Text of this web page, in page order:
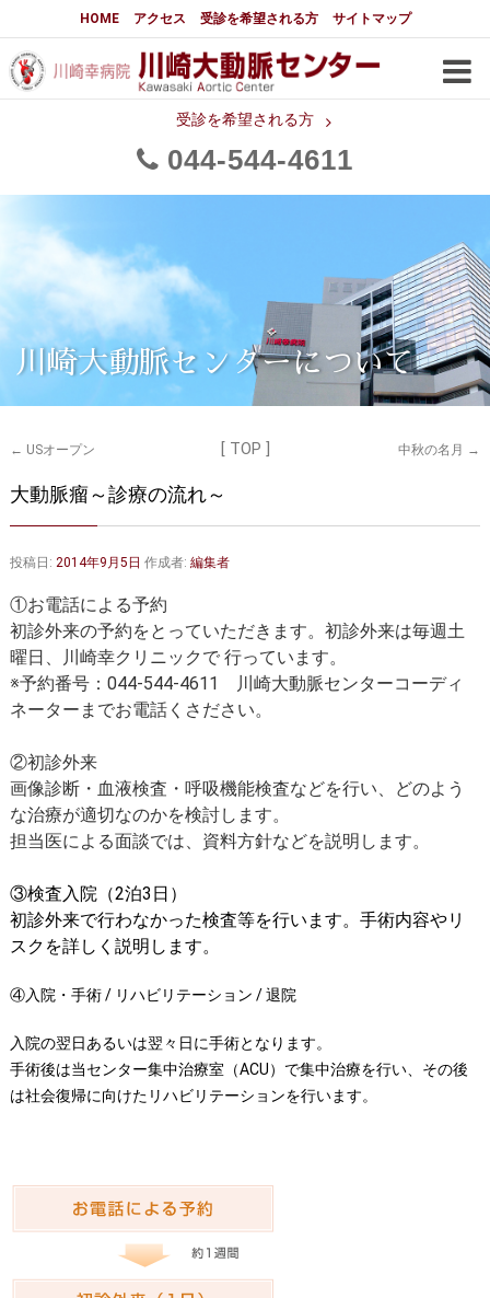
HOME アクセス 受診を希望される方 サイトマップ
受診を希望される方
044 544 4611
大動脈センターについて
はじめに 大動脈センターについて
メディアでの紹介
都道府県別患者マップ 都道府県別紹介病院
大動脈瘤について 基本編
3分でわかる大動脈瘤・大動脈
大動脈瘤
大動脈解離（解離性大動脈瘤）
胸部大動脈瘤の治療
腹部大動脈瘤の治療 急性大動脈解離の治療
大動脈弁・大動脈基部の治療
大動脈瘤について 詳細編
胸部大動脈瘤 胸腹部大動脈瘤
腹部大動脈瘤 大動脈解離
マルファン症候群
診察をご希望の方へ
大動脈瘤を指摘されたら？
遠方から来院される方は？ 外来予約について
正しい病院の選び方 アクセス
採用・医療関係の方へ
川崎大動脈センターについて
← USオープン [ TOP ] 中秋の名月 →
大動脈瘤～診療の流れ～
投稿日: 2014年9月5日 作成者: 編集者
①お電話による予約
初診外来の予約をとっていただきます。初診外来は毎週土
曜日、川崎幸クリニックで 行っています。
※予約番号：044-544-4611 川崎大動脈センターコーディ
ネーターまでお電話くさださい。
②初診外来
画像診断・血液検査・呼吸機能検査などを行い、どのよう
な治療が適切なのかを検討します。
担当医による面談では、資料方針などを説明します。
③検査入院（2泊3日）
初診外来で行わなかった検査等を行います。手術内容やリ
スクを詳しく説明します。
④入院・手術 / リハビリテーション / 退院
入院の翌日あるいは翌々日に手術となります。
手術後は当センター集中治療室（ACU）で集中治療を行い、その後
は社会復帰に向けたリハビリテーションを行います。